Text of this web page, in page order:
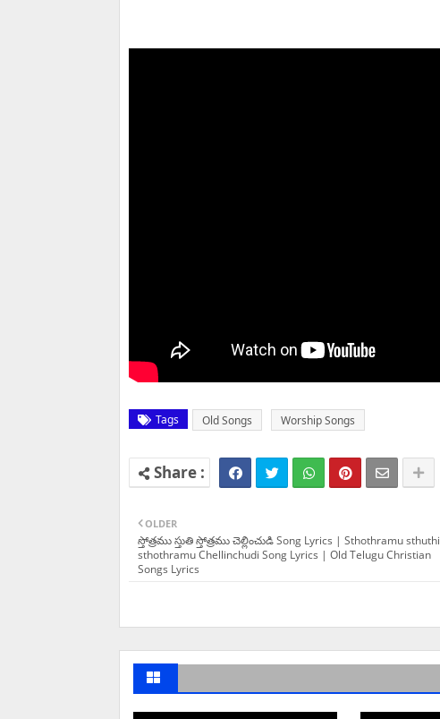
Tags Old Songs Worship Songs
OLDER
స్తోత్రము స్తుతి స్తోత్రము చెల్లించుడి Song Lyrics | Sthothramu sthuthi
sthothramu Chellinchudi Song Lyrics | Old Telugu Christian
Songs Lyrics